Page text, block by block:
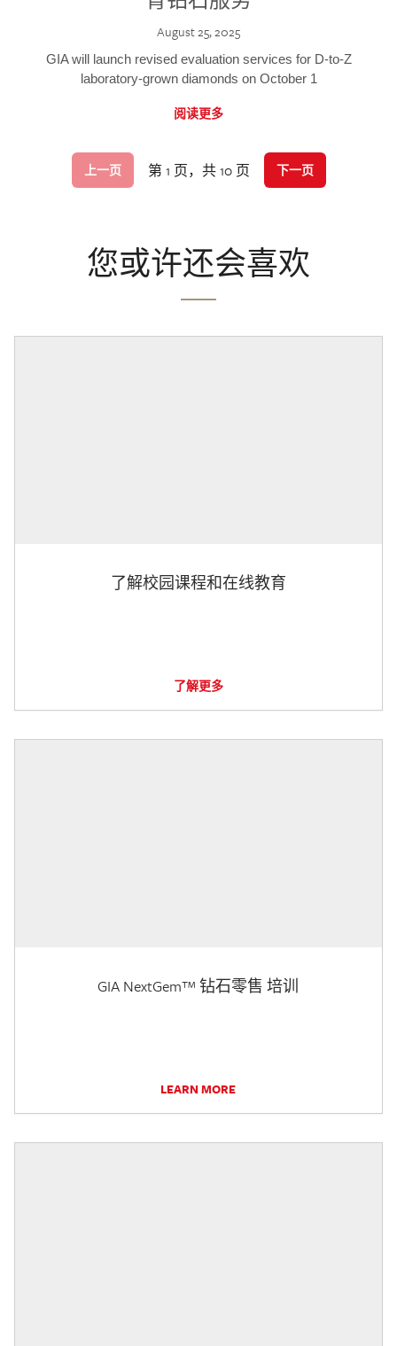
August 25, 2025
GIA will launch revised evaluation services for D-to-Z
laboratory-grown diamonds on October 1
阅读更多
上一页 第 1 页，共 10 页 下一页
您或许还会喜欢
了解校园课程和在线教育
了解更多
GIA NextGem™ 钻石零售 培训
LEARN MORE